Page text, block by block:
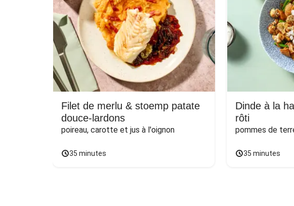
Filet de merlu & stoemp patate
douce-lardons
poireau, carotte et jus à l'oignon
35 minutes
Dinde à la
rôti
pommes de
35 minutes